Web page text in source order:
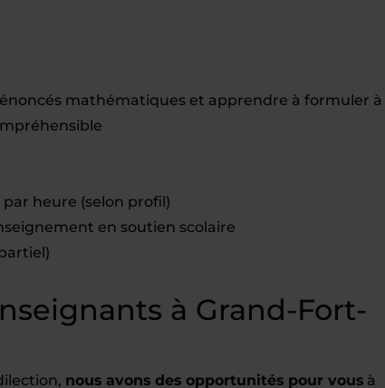
mathématiques et apprendre à formuler à
heure (selon profil)
en soutien scolaire
à Grand-Fort-
nous avons des opportunités pour vous à